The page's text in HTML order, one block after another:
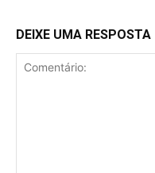
DEIXE UMA RESPOSTA